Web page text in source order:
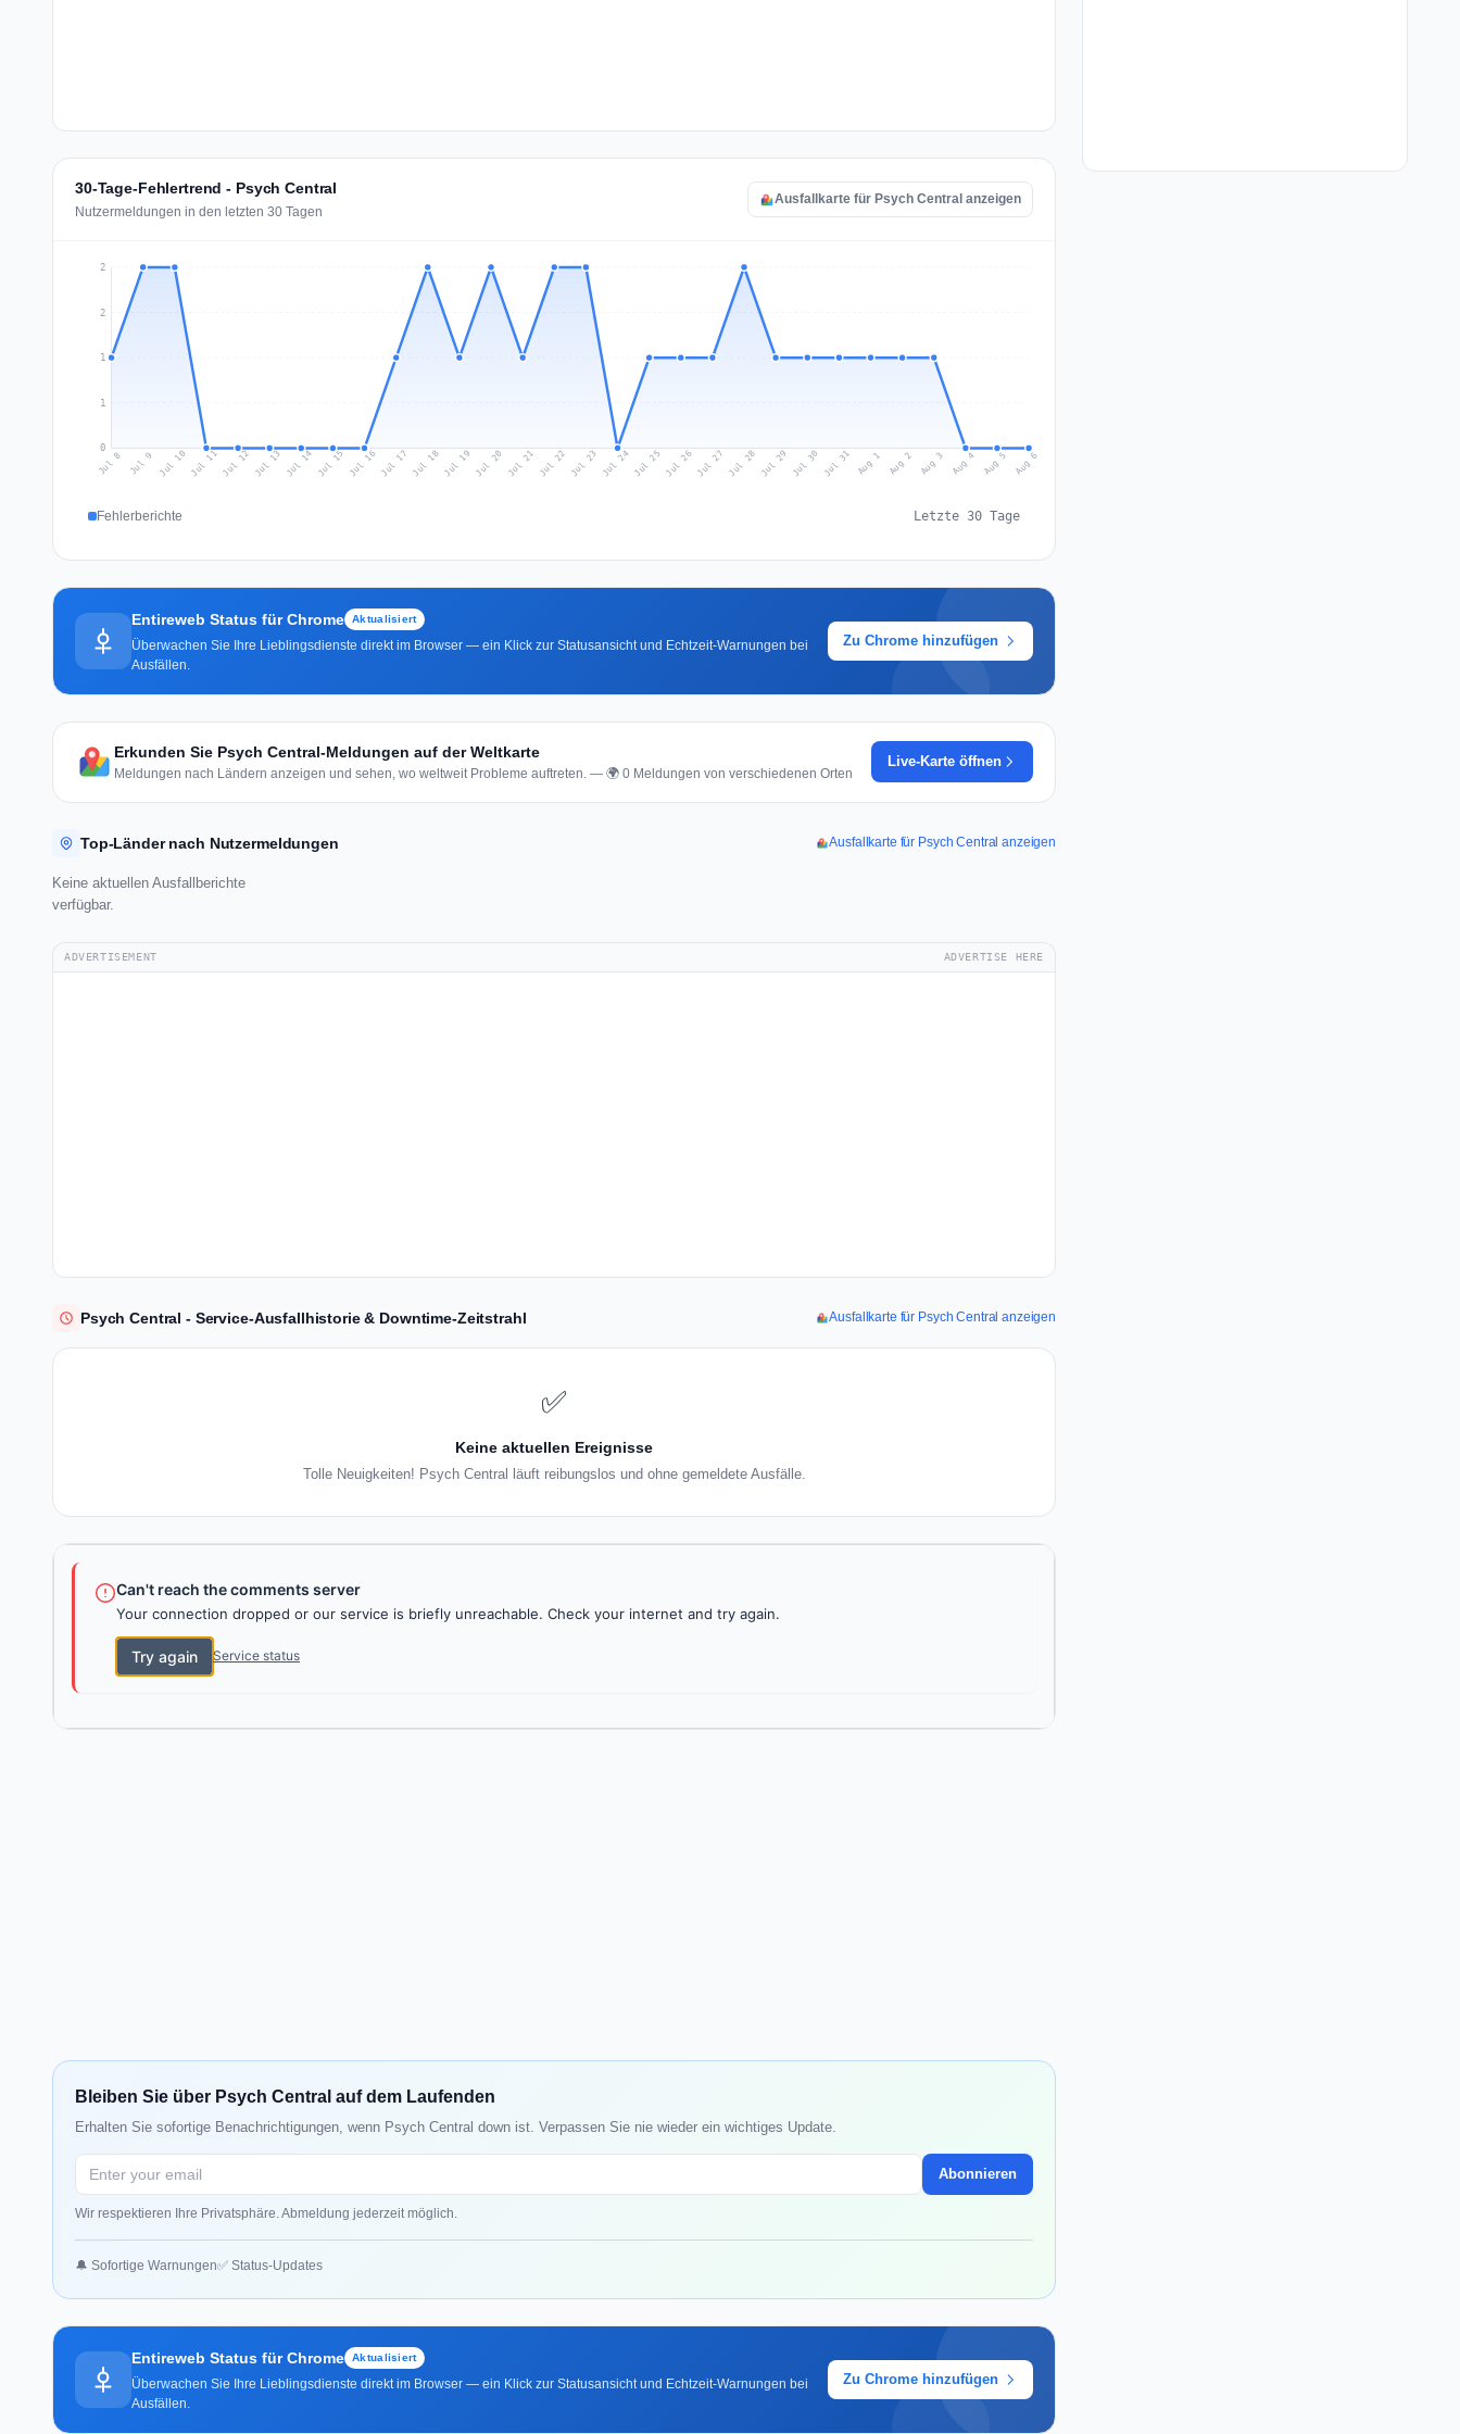
30-Tage-Fehlertrend - Psych Central
Nutzermeldungen in den letzten 30 Tagen
Ausfallkarte für Psych Central anzeigen
0
1
1
2
2
Jul 8 Jul 9 Jul 10 Jul 11Jul 12 Jul 13 Jul 14 Jul 15 Jul 16Jul 17 Jul 18Jul 19 Jul 20 Jul 21 Jul 22 Jul 23 Jul 24Jul 25 Jul 26Jul 27 Jul 28 Jul 29 Jul 30 Jul 31 Aug 1 Aug 2 Aug 3 Aug 4 Aug 5 Aug 6
Fehlerberichte Letzte 30 Tage
Entireweb Status für Chrome Aktualisiert
Überwachen Sie Ihre Lieblingsdienste direkt im Browser — ein Klick zur Statusansicht und Echtzeit-Warnungen bei
Ausfällen.
Zu Chrome hinzufügen
Erkunden Sie Psych Central-Meldungen auf der Weltkarte
Meldungen nach Ländern anzeigen und sehen, wo weltweit Probleme auftreten. — 🌍 0 Meldungen von verschiedenen Orten
Live-Karte öffnen
Top-Länder nach Nutzermeldungen Ausfallkarte für Psych Central anzeigen
Keine aktuellen Ausfallberichte
verfügbar.
ADVERTISEMENT ADVERTISE HERE
Psych Central - Service-Ausfallhistorie & Downtime-Zeitstrahl Ausfallkarte für Psych Central anzeigen
✅
Keine aktuellen Ereignisse
Tolle Neuigkeiten! Psych Central läuft reibungslos und ohne gemeldete Ausfälle.
Can't reach the comments server
Your connection dropped or our service is briefly unreachable. Check your internet and try again.
Try again Service status
Bleiben Sie über Psych Central auf dem Laufenden
Erhalten Sie sofortige Benachrichtigungen, wenn Psych Central down ist. Verpassen Sie nie wieder ein wichtiges Update.
Abonnieren
Wir respektieren Ihre Privatsphäre. Abmeldung jederzeit möglich.
🔔 Sofortige Warnungen✅ Status-Updates
Entireweb Status für Chrome Aktualisiert
Überwachen Sie Ihre Lieblingsdienste direkt im Browser — ein Klick zur Statusansicht und Echtzeit-Warnungen bei
Ausfällen.
Zu Chrome hinzufügen